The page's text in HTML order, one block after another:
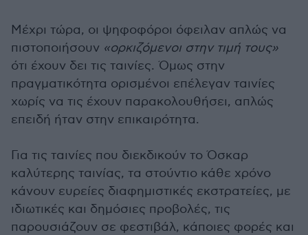
Μέχρι τώρα, οι ψηφοφόροι όφειλαν απλώς να
πιστοποιήσουν «ορκιζόμενοι στην τιμή τους»
ότι έχουν δει τις ταινίες. Όμως στην
πραγματικότητα ορισμένοι επέλεγαν ταινίες
χωρίς να τις έχουν παρακολουθήσει, απλώς
επειδή ήταν στην επικαιρότητα.
Για τις ταινίες που διεκδικούν το Όσκαρ
καλύτερης ταινίας, τα στούντιο κάθε χρόνο
κάνουν ευρείες διαφημιστικές εκστρατείες, με
ιδιωτικές και δημόσιες προβολές, τις
παρουσιάζουν σε φεστιβάλ, κάποιες φορές και